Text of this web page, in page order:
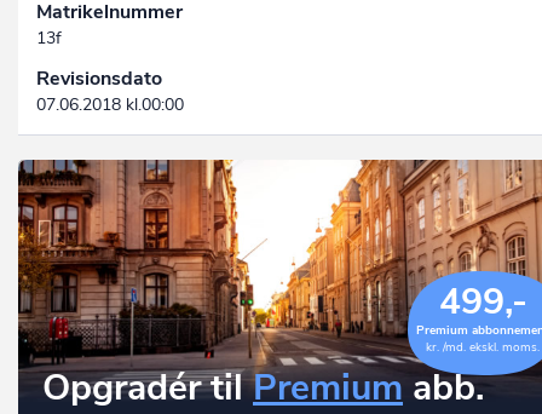
Matrikelnummer
13f
Revisionsdato
07.06.2018 kl.00:00
499,-
Premium
kr. /md. ekskl. moms.
Opgradér tilPremium abb.